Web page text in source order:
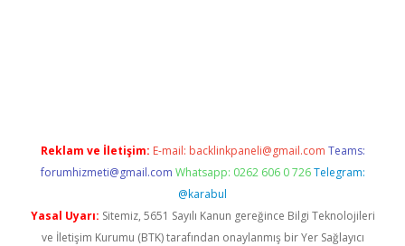
Reklam ve İletişim: E-mail: backlinkpaneli@gmail.com Teams:
forumhizmeti@gmail.com Whatsapp: 0262 606 0 726 Telegram:
@karabul
Yasal Uyarı: Sitemiz, 5651 Sayılı Kanun gereğince Bilgi Teknolojileri
ve İletişim Kurumu (BTK) tarafından onaylanmış bir Yer Sağlayıcı